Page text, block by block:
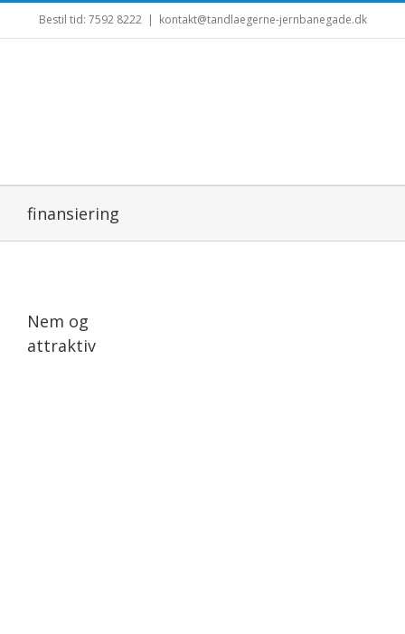
Bestil tid: 7592 8222 | kontakt@tandlaegerne-jernbanegade.dk
finansiering
Nem og
attraktiv